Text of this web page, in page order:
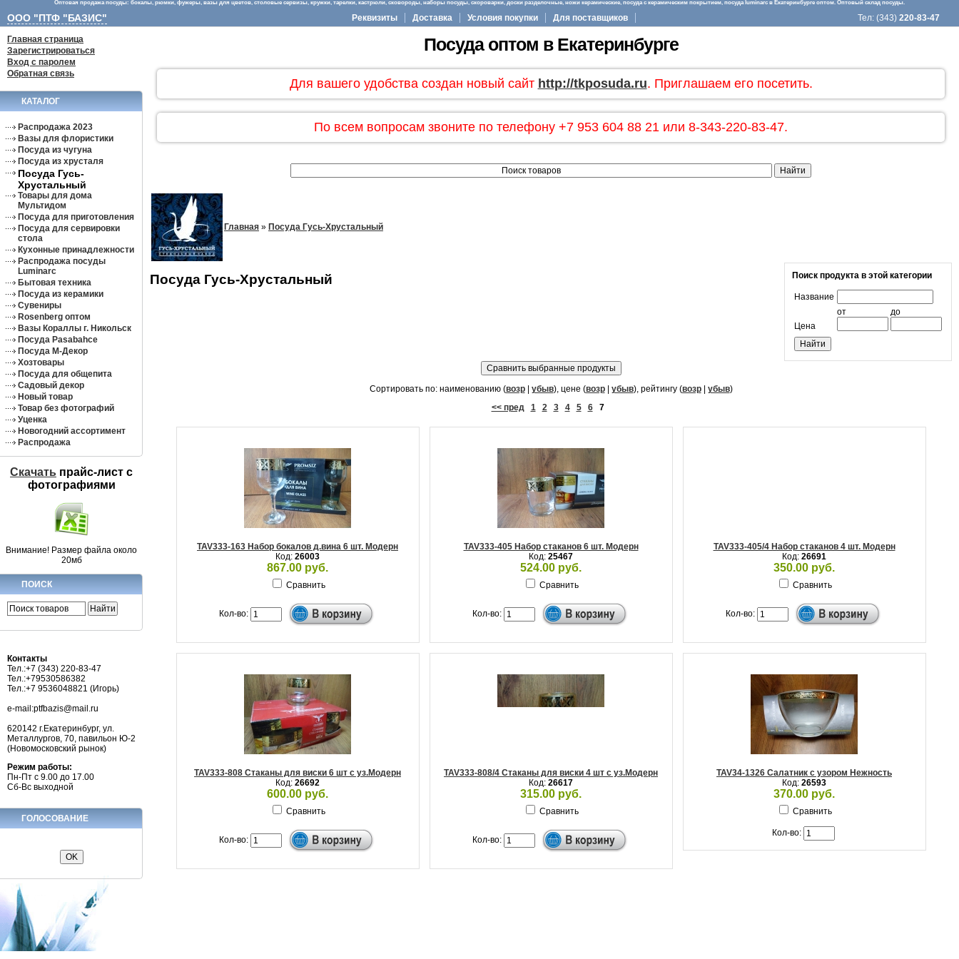
Оптовая продажа посуды: бокалы, рюмки, фужеры, вазы для цветов, столовые сервизы, кружки, тарелки, кастрюли, сковороды, наборы посуды, скороварки, доски разделочные, ножи керамические, посуда с керамическим покрытием, посуда luminarc в Екатеринбурге оптом. Оптовый склад посуды.
ООО "ПТФ "БАЗИС" Реквизиты Доставка Условия покупки Для поставщиков Тел: (343) 220-83-47
Главная страница
Зарегистрироваться
Вход с паролем
Обратная связь
КАТАЛОГ
Распродажа 2023
Вазы для флористики
Посуда из чугуна
Посуда из хрусталя
Посуда Гусь-
Хрустальный
Товары для дома
Мультидом
Посуда для приготовления
Посуда для сервировки
стола
Кухонные принадлежности
Распродажа посуды
Luminarc
Бытовая техника
Посуда из керамики
Сувениры
Rosenberg оптом
Вазы Кораллы г. Никольск
Посуда Pasabahce
Посуда М-Декор
Хозтовары
Посуда для общепита
Садовый декор
Новый товар
Товар без фотографий
Уценка
Новогодний ассортимент
Распродажа
Скачать прайс-лист c
фотографиями
Внимание! Размер файла около
20мб
ПОИСК
Контакты
Тел.:+7 (343) 220-83-47
Тел.:+79530586382
Тел.:+7 9536048821 (Игорь)
e-mail:ptfbazis@mail.ru
620142 г.Екатеринбург, ул.
Металлургов, 70, павильон Ю-2
(Новомосковский рынок)
Режим работы:
Пн-Пт с 9.00 до 17.00
Сб-Вс выходной
ГОЛОСОВАНИЕ
Посуда оптом в Екатеринбурге
Для вашего удобства создан новый сайт http://tkposuda.ru. Приглашаем его посетить.
По всем вопросам звоните по телефону +7 953 604 88 21 или 8-343-220-83-47.
Главная » Посуда Гусь-Хрустальный
Поиск продукта в этой категории
Название
Цена
от до
Посуда Гусь-Хрустальный
Сортировать по: наименованию (возр| убыв), цене (возр| убыв), рейтингу (возр| убыв)
<< пред
1 2 3 4 5 6 7
TAV333-163 Набор бокалов д.вина 6 шт. Модерн
Код: 26003
867.00 руб.
Сравнить
Кол-во:
TAV333-405 Набор стаканов 6 шт. Модерн
Код: 25467
524.00 руб.
Сравнить
Кол-во:
TAV333-405/4 Набор стаканов 4 шт. Модерн
Код: 26691
350.00 руб.
Сравнить
Кол-во:
TAV333-808 Стаканы для виски 6 шт с уз.Модерн
Код: 26692
600.00 руб.
Сравнить
Кол-во:
TAV333-808/4 Стаканы для виски 4 шт с уз.Модерн
Код: 26617
315.00 руб.
Сравнить
Кол-во:
TAV34-1326 Салатник с узором Нежность
Код: 26593
370.00 руб.
Сравнить
Кол-во: